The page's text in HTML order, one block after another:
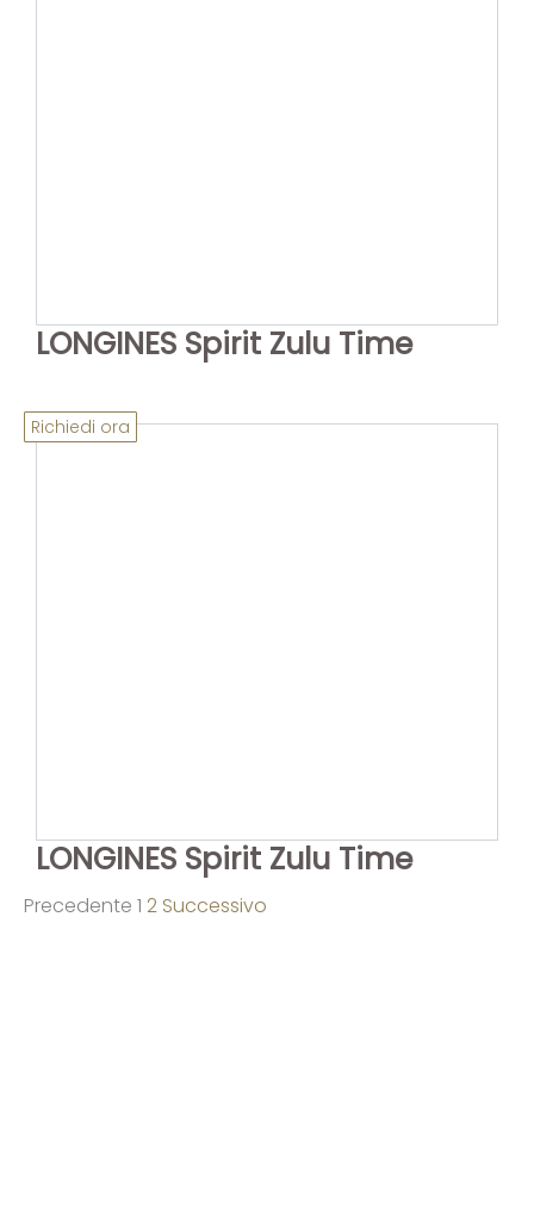
LONGINES Spirit Zulu Time
Richiedi ora
LONGINES Spirit Zulu Time
Precedente 1 2 Successivo